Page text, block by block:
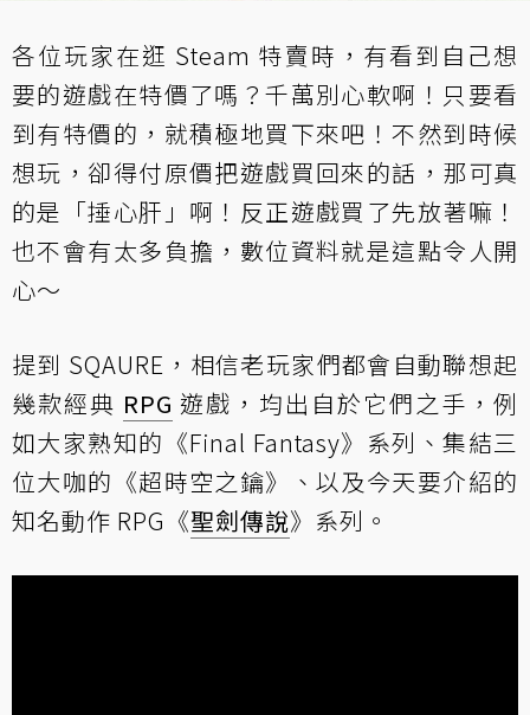
各位玩家在逛 Steam 特賣時，有看到自己想
要的遊戲在特價了嗎？千萬別心軟啊！只要看
到有特價的，就積極地買下來吧！不然到時候
想玩，卻得付原價把遊戲買回來的話，那可真
的是「捶心肝」啊！反正遊戲買了先放著嘛！
也不會有太多負擔，數位資料就是這點令人開
心～
提到 SQAURE，相信老玩家們都會自動聯想起
幾款經典 RPG 遊戲，均出自於它們之手，例
如大家熟知的《Final Fantasy》系列、集結三
位大咖的《超時空之鑰》、以及今天要介紹的
知名動作 RPG《聖劍傳說》系列。